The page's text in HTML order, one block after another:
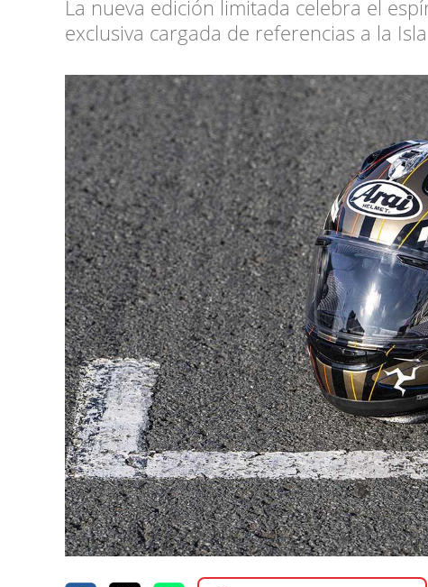
La nueva edición limitada celebra el
exclusiva cargada de referencias a la